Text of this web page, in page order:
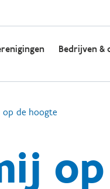
Bedrijven &
op de hoogte